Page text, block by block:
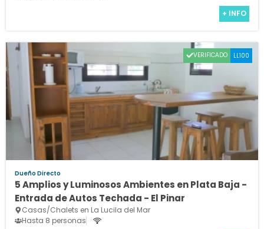
+ INFO
VERIFICADO LL100
Dueño Directo
5 Amplios y Luminosos Ambientes en Plata Baja -
Entrada de Autos Techada - El Pinar
Casas/Chalets en La Lucila del Mar
Hasta 8 personas